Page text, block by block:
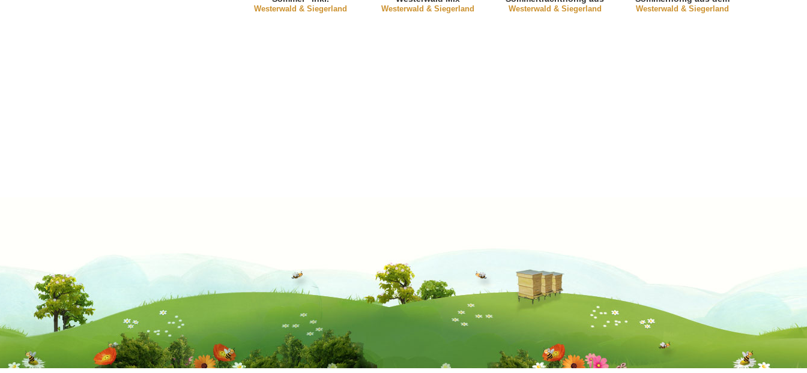
Blütenhonig mit
Westerwald & Siegerland Westerwald & Siegerland
dem Westerwald
Westerwald & Siegerland
Westerwald (natürlich
Westerwald & Siegerland